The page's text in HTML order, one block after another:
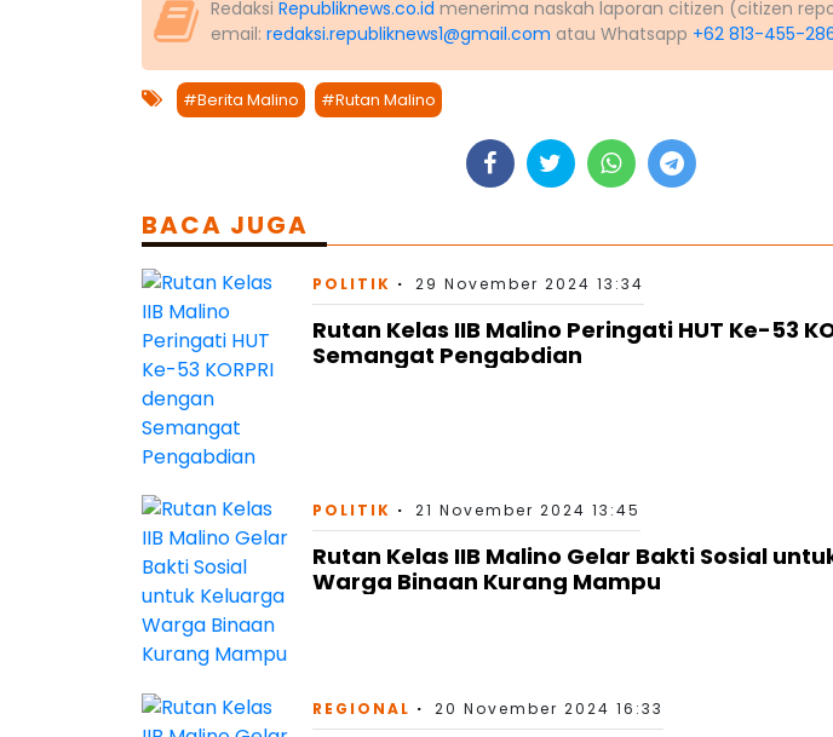
Redaksi Republiknews.co.id menerima naskah laporan citizen (citizen
email: redaksi.republiknews1@gmail.com atau Whatsapp +62 813-455-
#Berita Malino #Rutan Malino
BACA JUGA
POLITIK 29 November 2024 13:34
Rutan Kelas IIB Malino Peringati HUT Ke-53
Semangat Pengabdian
POLITIK 21 November 2024 13:45
Rutan Kelas IIB Malino Gelar Bakti Sosial
Warga Binaan Kurang Mampu
REGIONAL 20 November 2024 16:33